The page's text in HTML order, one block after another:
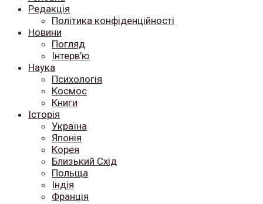
Редакція
Політика конфіденційності
Новини
Погляд
Інтерв’ю
Наука
Психологія
Космос
Книги
Історія
Україна
Японія
Корея
Близький Схід
Польща
Індія
Франція